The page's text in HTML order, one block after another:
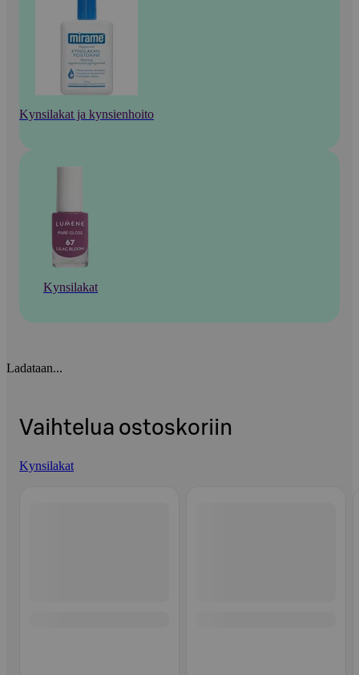
Kynsilakat ja kynsienhoito
Kynsilakat
Ladataan...
Vaihtelua ostoskoriin
Kynsilakat